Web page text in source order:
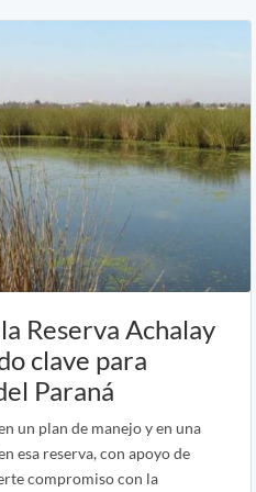
Reserva Achalay
clave para
Paraná
un plan de manejo y en una
esa reserva, con apoyo de
compromiso con la